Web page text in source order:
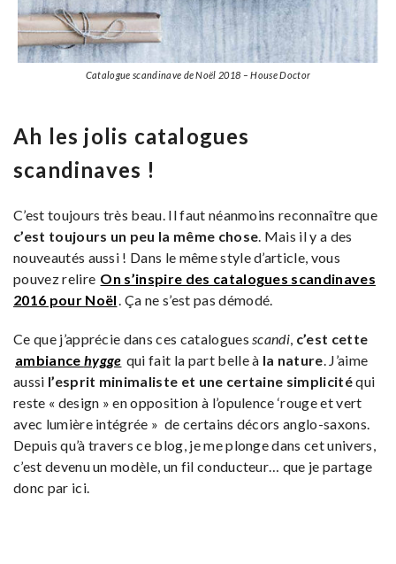
Catalogue scandinave de Noël 2018 – House Doctor
Ah les jolis catalogues
scandinaves !
C’est toujours très beau. Il faut néanmoins reconnaître que
c’est toujours un peu la même chose . Mais il y a des
nouveautés aussi ! Dans le même style d’article, vous
pouvez relire On s’inspire des catalogues scandinaves
2016 pour Noël . Ça ne s’est pas démodé.
Ce que j’apprécie dans ces catalogues scandi c’est cette
ambiance hygge qui fait la part belle à la nature . J’aime
aussi l’esprit minimaliste et une certaine simplicitéqui
reste « design » en opposition à l’opulence ‘rouge et vert
avec lumière intégrée » de certains décors anglo-saxons.
Depuis qu’à travers ce blog, je me plonge dans cet univers,
c’est devenu un modèle, un fil conducteur… que je partage
donc par ici.